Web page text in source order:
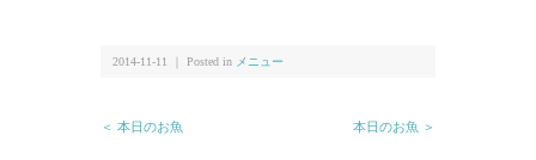
2014-11-11 ｜ Posted in メニュー
＜ 本日のお魚 本日のお魚 ＞